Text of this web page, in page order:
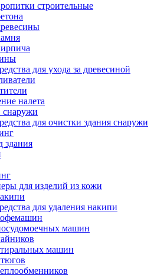
строительные
для ухода за древесиной
налета
снаружи
для очистки здания снаружи
здания
для изделий из кожи
для удаления накипи
машин
машин